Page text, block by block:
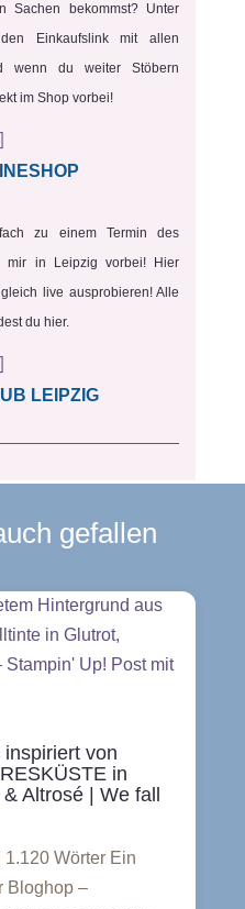
Sachen bekommst? Unter
Einkaufslink mit allen
wenn du weiter Stöbern
im Shop vorbei!
zu einem Termin des
mir in Leipzig vorbei! Hier
live ausprobieren! Alle
du hier.
LEIPZIG
gefallen
von
in
Altrosé | We fall
1.120 Wörter Ein
Bloghop –